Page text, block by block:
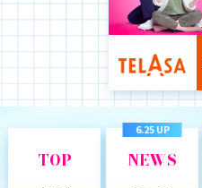
TOP NEWS
6.25 UP